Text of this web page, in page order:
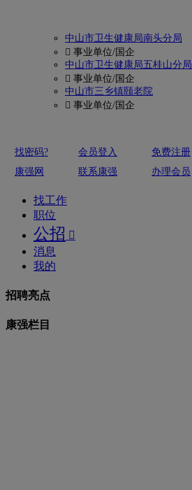
中山市卫生健康局南头分局
 事业单位/国企
中山市卫生健康局五桂山分局
 事业单位/国企
中山市三乡镇颐老院
 事业单位/国企
找密码? 会员登入 免费注册
康强网
联系康强 办理会员
找工作
职位
公招 
消息
我的
招聘亮点
康强栏目